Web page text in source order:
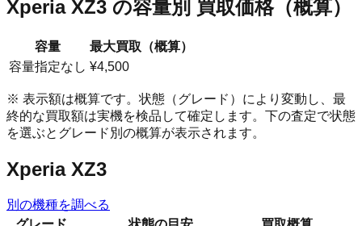
Xperia XZ3 の容量別 買取価格（概算）
容量
最大買取（概算）
容量指定なし ¥4,500
※ 表示額は概算です。状態（グレード）により変動し、最
終的な買取額は実機を検品して確定します。下の査定で状態
を選ぶとグレード別の概算が表示されます。
Xperia XZ3
別の機種を調べる